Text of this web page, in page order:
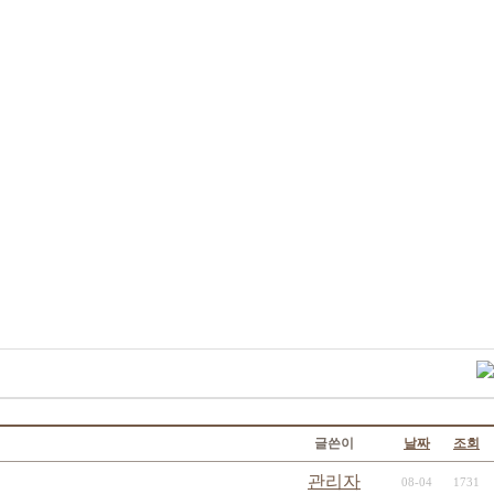
글쓴이 날짜 조회
관리자 08-04 1731